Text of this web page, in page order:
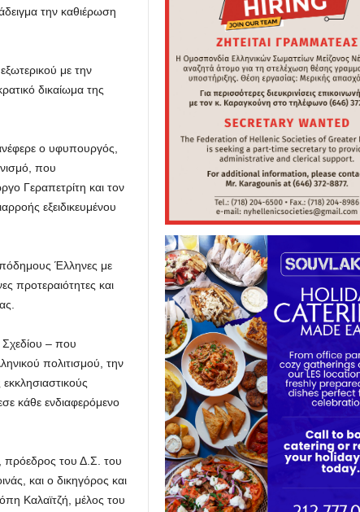
την καθιέρωση
με την
δικαίωμα της
ο υφυπουργός,
που
Γεραπετρίτη και τον
εξειδικευμένου
Έλληνες με
προτεραιότητες και
– που
πολιτισμού, την
κάθε ενδιαφερόμενο
πρόεδρος του Δ.Σ. του
και ο δικηγόρος και
Καλαϊτζή, μέλος του